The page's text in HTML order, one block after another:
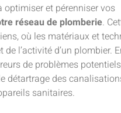
optimiser et pérenniser vos
réseau de plomberie.
où les matériaux et
l’activité d’un plombier.
de problèmes
détartrage des
sanitaires.